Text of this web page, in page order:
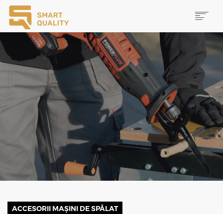
PRODUSE
NOUTĂȚI
MAI MULTE
ACCESORII MAȘINI DE SPĂLAT